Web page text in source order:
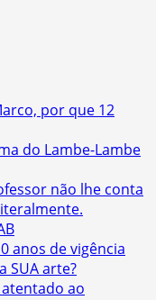
por que 12
do Lambe-Lambe
não lhe conta
anos de vigência
SUA arte?
ao